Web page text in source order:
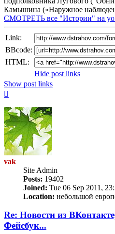
Камышина («Наружное
СМОТРЕТЬ все "Истории" на
Link:
BBcode:
HTML:
Hide post links
Show post links
vak
Site Admin
Posts: 19402
Joined: Tue 06 Sep 2011,
Location: небольшой
Re: Новости из
Фейсбук...